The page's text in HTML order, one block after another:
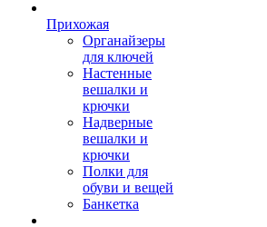
Прихожая
Органайзеры
для ключей
Настенные
вешалки и
крючки
Надверные
вешалки и
крючки
Полки для
обуви и вещей
Банкетка